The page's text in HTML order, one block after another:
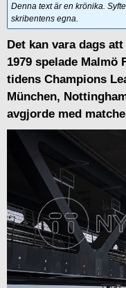
Denna text är en krönika.
skribentens egna.
Det kan vara dags
1979 spelade Malmö
tidens Champions
München,
avgjorde med